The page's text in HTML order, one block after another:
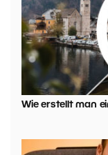
Wie erstellt man